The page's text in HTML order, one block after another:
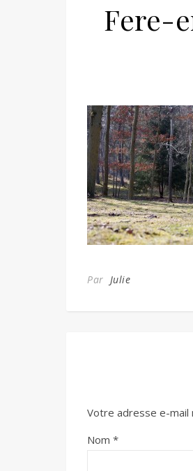
Fere-
Par Julie
Votre adresse e-mail
Nom *